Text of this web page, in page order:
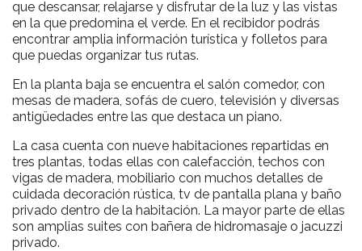
que descansar, relajarse y disfrutar de la luz y las vistas
en la que predomina el verde. En el recibidor podrás
encontrar amplia información turística y folletos para
que puedas organizar tus rutas.
En la planta baja se encuentra el salón comedor, con
mesas de madera, sofás de cuero, televisión y diversas
antigüedades entre las que destaca un piano.
La casa cuenta con nueve habitaciones repartidas en
tres plantas, todas ellas con calefacción, techos con
vigas de madera, mobiliario con muchos detalles de
cuidada decoración rústica, tv de pantalla plana y baño
privado dentro de la habitación. La mayor parte de ellas
son amplias suites con bañera de hidromasaje o jacuzzi
privado.